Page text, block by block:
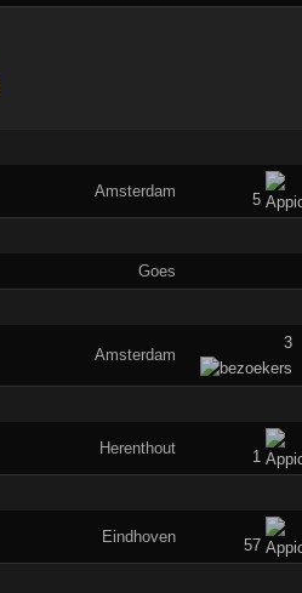
Amsterdam 5
Goes
Amsterdam
3
Herenthout 1
Eindhoven 57